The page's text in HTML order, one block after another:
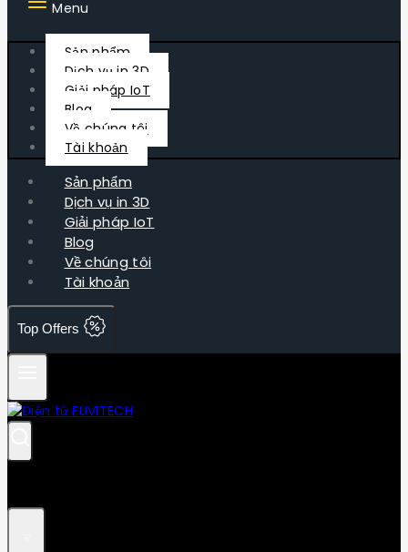
Menu
Sản phẩm
Dịch vụ in 3D
Giải pháp IoT
Blog
Về chúng tôi
Tài khoản
Sản phẩm
Dịch vụ in 3D
Giải pháp IoT
Blog
Về chúng tôi
Tài khoản
Top Offers